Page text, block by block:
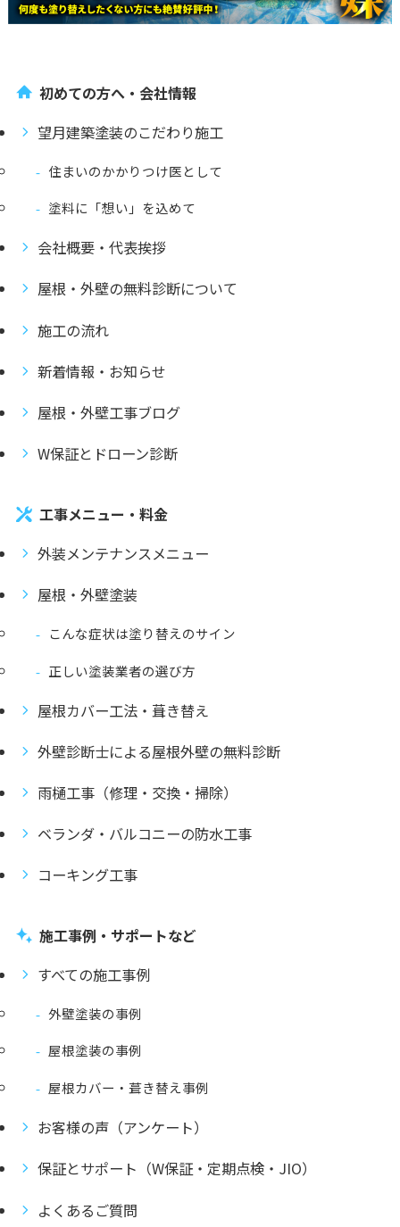
初めての方へ・会社情報
望月建築塗装のこだわり施工
住まいのかかりつけ医として
塗料に「想い」を込めて
会社概要・代表挨拶
屋根・外壁の無料診断について
施工の流れ
新着情報・お知らせ
屋根・外壁工事ブログ
W保証とドローン診断
工事メニュー・料金
外装メンテナンスメニュー
屋根・外壁塗装
こんな症状は塗り替えのサイン
正しい塗装業者の選び方
屋根カバー工法・葺き替え
外壁診断士による屋根外壁の無料診断
雨樋工事（修理・交換・掃除）
ベランダ・バルコニーの防水工事
コーキング工事
施工事例・サポートなど
すべての施工事例
外壁塗装の事例
屋根塗装の事例
屋根カバー・葺き替え事例
お客様の声（アンケート）
保証とサポート（W保証・定期点検・JIO）
よくあるご質問